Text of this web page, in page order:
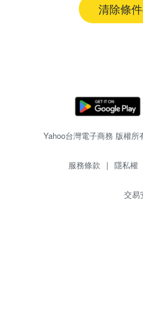
清除條
Yahoo台灣電子商務 版權
服務條款 | 隱私權
交易